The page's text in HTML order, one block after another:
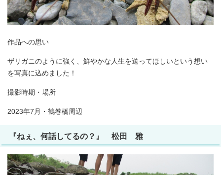
作品への思い
ザリガニのように強く、鮮やかな人生を送ってほしいという想い
を写真に込めました！
撮影時期・場所
2023年7月・鶴巻橋周辺
『ねぇ、何話してるの？』 松田 雅